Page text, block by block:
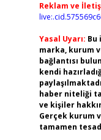
Reklam ve
Yasal Uyarı: Bu
marka, kurum
bağlantısı
kendi
haber niteliği
ve kişiler
Gerçek kurum
tamamen